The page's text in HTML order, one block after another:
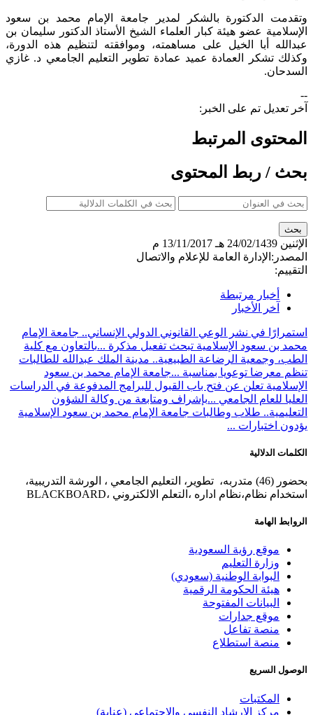
وتقدمت الدكتورة بالشكر لمدير جامعة الإمام محمد بن سعود
الإسلامية عضو هيئة كبار العلماء الشيخ الأستاذ الدكتور سليمان بن
عبدالله أبا الخيل على مساهمته، وموافقته لتنظيم هذه الدورة،
وكذلك تشكر العمادة عميد عمادة تطوير التعليم الجامعي د. غازي
السدحان.
--
آخر تعديل تم على الخبر:
المحتوى المرتبط
بحث / ربط المحتوى
الإثنين 24/02/1439 هـ
13/11/2017 م
المصدر: الإدارة العامة للإعلام والاتصال
التقييم:
أخبار مرتبطة
آخر الأخبار
استمرارًا في نشر الوعي القانوني الدولي الإنساني.. جامعة الإمام
محمد بن سعود الإسلامية تبحث تفعيل مذكرة ...بالتعاون مع كلية
الطب، وجمعية الرضاعة الطبيعية.. مدينة الملك عبدالله للطالبات
تنظم معرضا توعويا بمناسبة ...جامعة الإمام محمد بن سعود
الإسلامية تعلن عن فتح باب القبول للبرامج المدفوعة في الدراسات
العليا للعام الجامعي ...بإشراف ومتابعة من وكالة الشؤون
التعليمية.. طلاب وطالبات جامعة الإمام محمد بن سعود الإسلامية
يؤدون اختبارات ...
الكلمات الدلالية
بحضور (46) متدربه، تطوير، التعليم الجامعي ، الورشة التدريبية،
استخدام نظام،نظام اداره ،التعلم الالكتروني ،BLACKBOARD
الروابط الهامة
موقع رؤية السعودية
وزارة التعليم
البوابة الوطنية (سعودي)
هيئة الحكومة الرقمية
البيانات المفتوحة
موقع جدارات
منصة تفاعل
منصة استطلاع
الوصول السريع
المكتبات
مركز الإرشاد النفسي والاجتماعي (عناية)